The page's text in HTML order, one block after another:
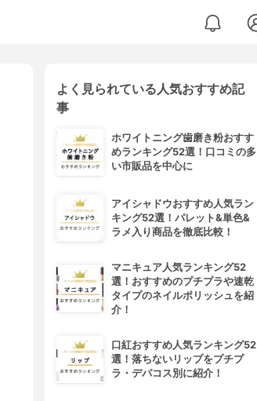
よく見られている人気おすすめ記
事
ホワイトニング歯磨き粉おすす
めランキング52選！口コミの多
い市販品を中心に
アイシャドウおすすめ人気ラン
キング52選！パレット&単色&
ラメ入り商品を徹底比較！
マニキュア人気ランキング52
選！おすすめのプチプラや速乾
タイプのネイルポリッシュを紹
介！
口紅おすすめ人気ランキング52
選！落ちないリップをプチプ
ラ・デパコス別に紹介！